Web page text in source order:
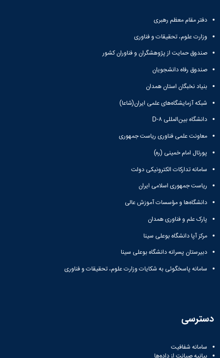
دفتر مقام معظم رهبری
وزارت علوم، تحقیقات و فناوری
صندوق حمایت از پژوهشگران و فناوران کشور
صندوق رفاه دانشجویان
بنیاد نخبگان استان همدان
شبکه آزمایشگاه‌های علمی ایران(شاعا)
دانشگاه بین‌المللی D-۸
معاونت علمی فناوری ریاست جمهوری
پورتال امام خمینی (ره)
سامانه تدارکات الکترونیکی دولت
ریاست جمهوری اسلامی ایران
دانشگاه‌ها و مؤسسات آموزش عالی
پارک علم و فناوری همدان
مرکز آپا دانشگاه بوعلی سینا
دبیرستان پسرانه دانشگاه بوعلی سینا
سامانه پاسخگوئی به شکایات وزارت علوم، تحقیقات و فناوری
دسترسی
سامانه شفافیت